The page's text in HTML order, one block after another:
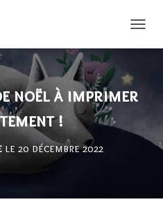
noël à imprimer
!
le 20 décembre 2022